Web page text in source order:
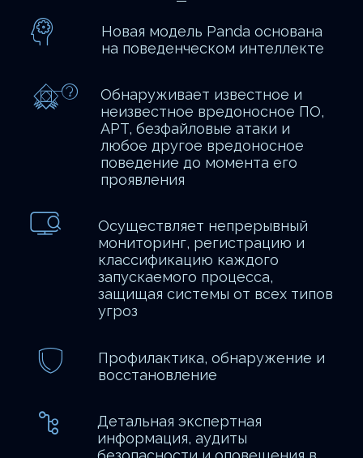
Новая модель Panda основана
на поведенческом интеллекте
Обнаруживает известное и
неизвестное вредоносное ПО,
APT, безфайловые атаки и
любое другое вредоносное
поведение до момента его
проявления
Осуществляет непрерывный
мониторинг, регистрацию и
классификацию каждого
запускаемого процесса,
защищая системы от всех типов
угроз
Профилактика, обнаружение и
восстановление
Детальная экспертная
информация, аудиты